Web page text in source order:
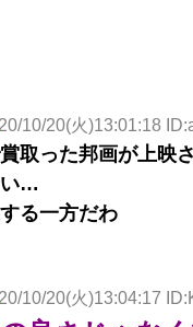
20/10/20(火)13:01:18
取った邦画が上映
い…
る一方だわ
20/10/20(火)13:04:17